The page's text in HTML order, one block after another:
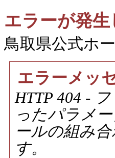
エラーが発生
鳥取県公式ホ
エラーメッ
HTTP 404 -
ったパラメ
ールの組み
す。